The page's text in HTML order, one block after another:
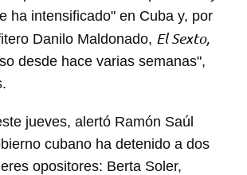
ha intensificado" en Cuba y, por
Danilo Maldonado, El Sexto,
desde hace varias semanas",
jueves, alertó Ramón Saúl
cubano ha detenido a dos
opositores: Berta Soler,